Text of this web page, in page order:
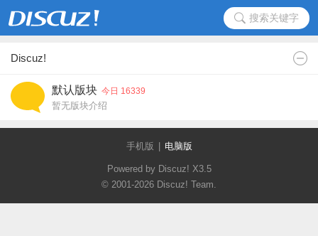
搜索关键字
Discuz!
默认版块 今日 16339
暂无版块介绍
手机版 电脑版
Powered by Discuz! X3.5
© 2001-2026 Discuz! Team.